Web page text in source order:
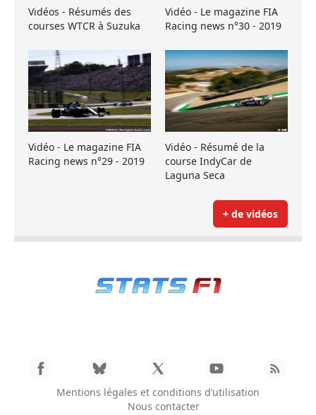
Vidéos - Résumés des
courses WTCR à Suzuka
Vidéo - Le magazine FIA
Racing news n°30 - 2019
Vidéo - Le magazine FIA
Racing news n°29 - 2019
Vidéo - Résumé de la
course IndyCar de
Laguna Seca
+ de vidéos
Mentions légales et conditions d’utilisation
Nous contacter